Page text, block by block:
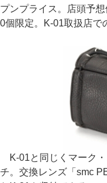
プンプライス。店頭予
0個限定。K-01取扱店で
K-01と同じくマーク
チ。交換レンズ「smc